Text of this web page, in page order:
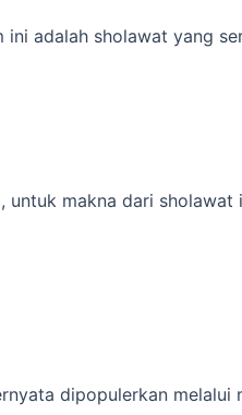
adalah sholawat yang
untuk makna dari
dipopulerkan melalui